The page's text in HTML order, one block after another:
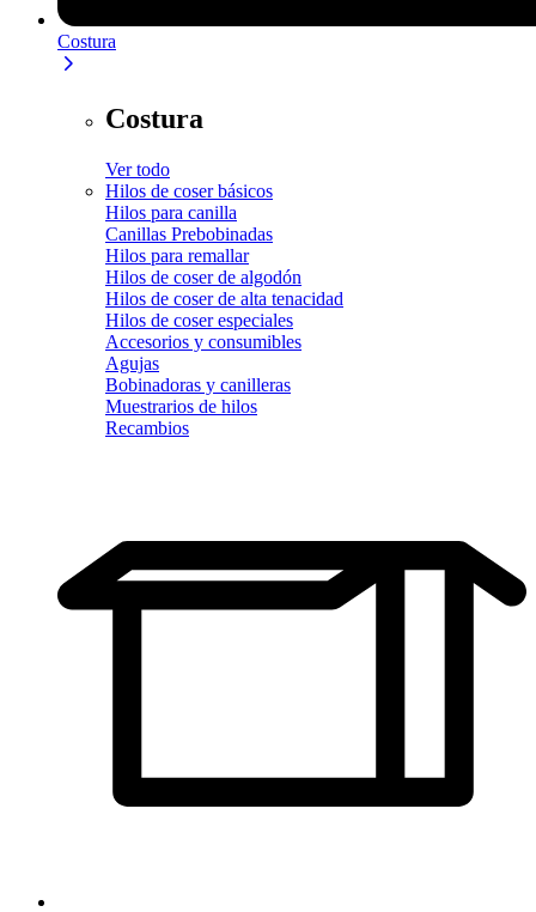
Costura
Costura
Ver todo
Hilos de coser básicos
Hilos para canilla
Canillas Prebobinadas
Hilos para remallar
Hilos de coser de algodón
Hilos de coser de alta tenacidad
Hilos de coser especiales
Accesorios y consumibles
Agujas
Bobinadoras y canilleras
Muestrarios de hilos
Recambios